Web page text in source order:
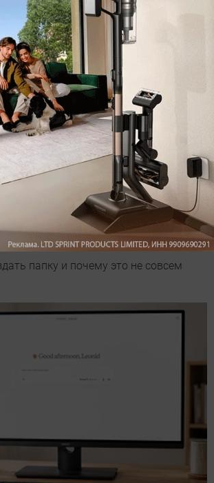
канал в мессенджере МАХ
папку и почему это не совсем